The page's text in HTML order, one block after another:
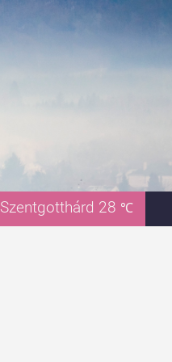
Szentgotthárd 28 ℃